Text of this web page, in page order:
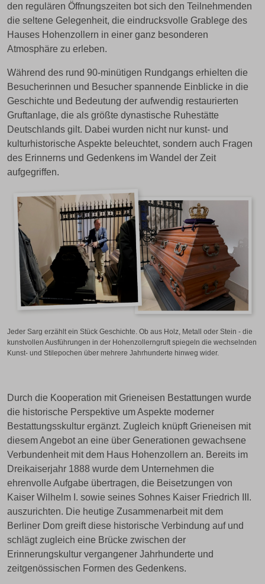
den regulären Öffnungszeiten bot sich den Teilnehmenden
die seltene Gelegenheit, die eindrucksvolle Grablege des
Hauses Hohenzollern in einer ganz besonderen
Atmosphäre zu erleben.
Während des rund 90-minütigen Rundgangs erhielten die
Besucherinnen und Besucher spannende Einblicke in die
Geschichte und Bedeutung der aufwendig restaurierten
Gruftanlage, die als größte dynastische Ruhestätte
Deutschlands gilt. Dabei wurden nicht nur kunst- und
kulturhistorische Aspekte beleuchtet, sondern auch Fragen
des Erinnerns und Gedenkens im Wandel der Zeit
aufgegriffen.
Jeder Sarg erzählt ein Stück Geschichte. Ob aus Holz, Metall oder Stein - die
kunstvollen Ausführungen in der Hohenzollerngruft spiegeln die wechselnden
Kunst- und Stilepochen über mehrere Jahrhunderte hinweg wider.
Durch die Kooperation mit Grieneisen Bestattungen wurde
die historische Perspektive um Aspekte moderner
Bestattungsskultur ergänzt. Zugleich knüpft Grieneisen mit
diesem Angebot an eine über Generationen gewachsene
Verbundenheit mit dem Haus Hohenzollern an. Bereits im
Dreikaiserjahr 1888 wurde dem Unternehmen die
ehrenvolle Aufgabe übertragen, die Beisetzungen von
Kaiser Wilhelm I. sowie seines Sohnes Kaiser Friedrich III.
auszurichten. Die heutige Zusammenarbeit mit dem
Berliner Dom greift diese historische Verbindung auf und
schlägt zugleich eine Brücke zwischen der
Erinnerungskultur vergangener Jahrhunderte und
zeitgenössischen Formen des Gedenkens.